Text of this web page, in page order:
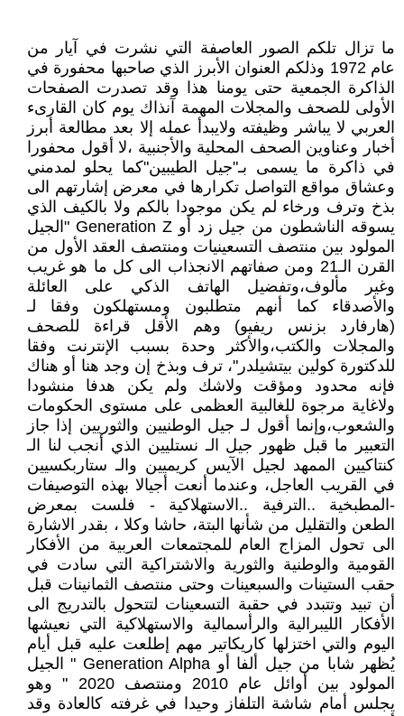
ما تزال تلكم الصور العاصفة التي نشرت في آيار من
عام 1972 وذلكم العنوان الأبرز الذي صاحبها محفورة في
الذاكرة الجمعية حتى يومنا هذا وقد تصدرت الصفحات
الأولى للصحف والمجلات المهمة آنذاك يوم كان القارىء
العربي لا يباشر وظيفته ولايبدأ عمله إلا بعد مطالعة أبرز
أخبار وعناوين الصحف المحلية والأجنبية ،لا أقول محفورا
في ذاكرة ما يسمى بـ"جيل الطيبين"كما يحلو لمدمني
وعشاق مواقع التواصل تكرارها في معرض إشارتهم الى
بذخ وترف ورخاء لم يكن موجودا بالكم ولا بالكيف الذي
يسوقه الناشطون من جيل زد أو Generation Z "الجيل
المولود بين منتصف التسعينيات ومنتصف العقد الأول من
القرن الـ21 ومن صفاتهم الانجذاب الى كل ما هو غريب
وغير مألوف،وتفضيل الهاتف الذكي على العائلة
والأصدقاء كما أنهم متطلبون ومستهلكون وفقا لـ
(هارفارد بزنس ريفيو) وهم الأقل قراءة للصحف
والمجلات والكتب،والأكثر وحدة بسبب الإنترنت وفقا
للدكتورة كولين بيتشيلدر"، ترف وبذخ إن وجد هنا أو هناك
فإنه محدود ومؤقت ولاشك ولم يكن هدفا منشودا
ولاغاية مرجوة للغالبية العظمى على مستوى الحكومات
والشعوب،وإنما أقول لـ جيل الوطنيين والثوريين إذا جاز
التعبير ما قبل ظهور جيل الـ نستليين الذي أنجب لنا الـ
كنتاكيين الممهد لجيل الآيس كريميين والـ ستاربكسيين
في القريب العاجل، وعندما أنعت أجيالا بهذه التوصيفات
-المطبخية ..الترفية ..الاستهلاكية - فلست بمعرض
الطعن والتقليل من شأنها البتة، حاشا وكلا ، بقدر الاشارة
الى تحول المزاج العام للمجتمعات العربية من الأفكار
القومية والوطنية والثورية والاشتراكية التي سادت في
حقب الستينات والسبعينات وحتى منتصف الثمانينات قبل
أن تبيد وتتبدد في حقبة التسعينات لتتحول بالتدريج الى
الأفكار الليبرالية والرأسمالية والاستهلاكية التي نعيشها
اليوم والتي اختزلها كاريكاتير مهم إطلعت عليه قبل أيام
يُظهر شابا من جيل ألفا أو Generation Alpha " الجيل
المولود بين أوائل عام 2010 ومنتصف 2020 " وهو
يجلس أمام شاشة التلفاز وحيدا في غرفته كالعادة وقد